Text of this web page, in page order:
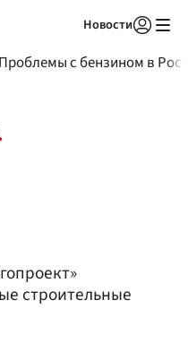
Новости
Проблемы с бензином в
строительные